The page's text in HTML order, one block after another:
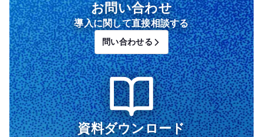
お問い合わせ
導入に関して直接相談する
問い合わせる
資料ダウンロード